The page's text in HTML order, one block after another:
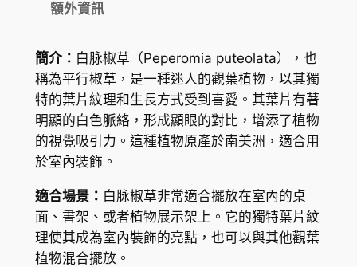
l
l
e
l
P
e
p
e
r
o
額外資訊
簡介： 白脉椒草（Peperomia puteolata），也
稱為平行椒草，是一種迷人的觀葉植物，以其獨
特的葉片紋理和生長方式受到喜愛。其葉片有著
明顯的白色脈絡，形成顯眼的對比，增添了植物
的視覺吸引力。這種植物原產於南美洲，適合用
於室內裝飾。
適合場景： 白脉椒草非常適合擺放在室內的桌
面、書架、或者植物展示架上。它的獨特葉片紋
理使其成為室內裝飾的亮點，也可以與其他觀葉
植物混合擺放。